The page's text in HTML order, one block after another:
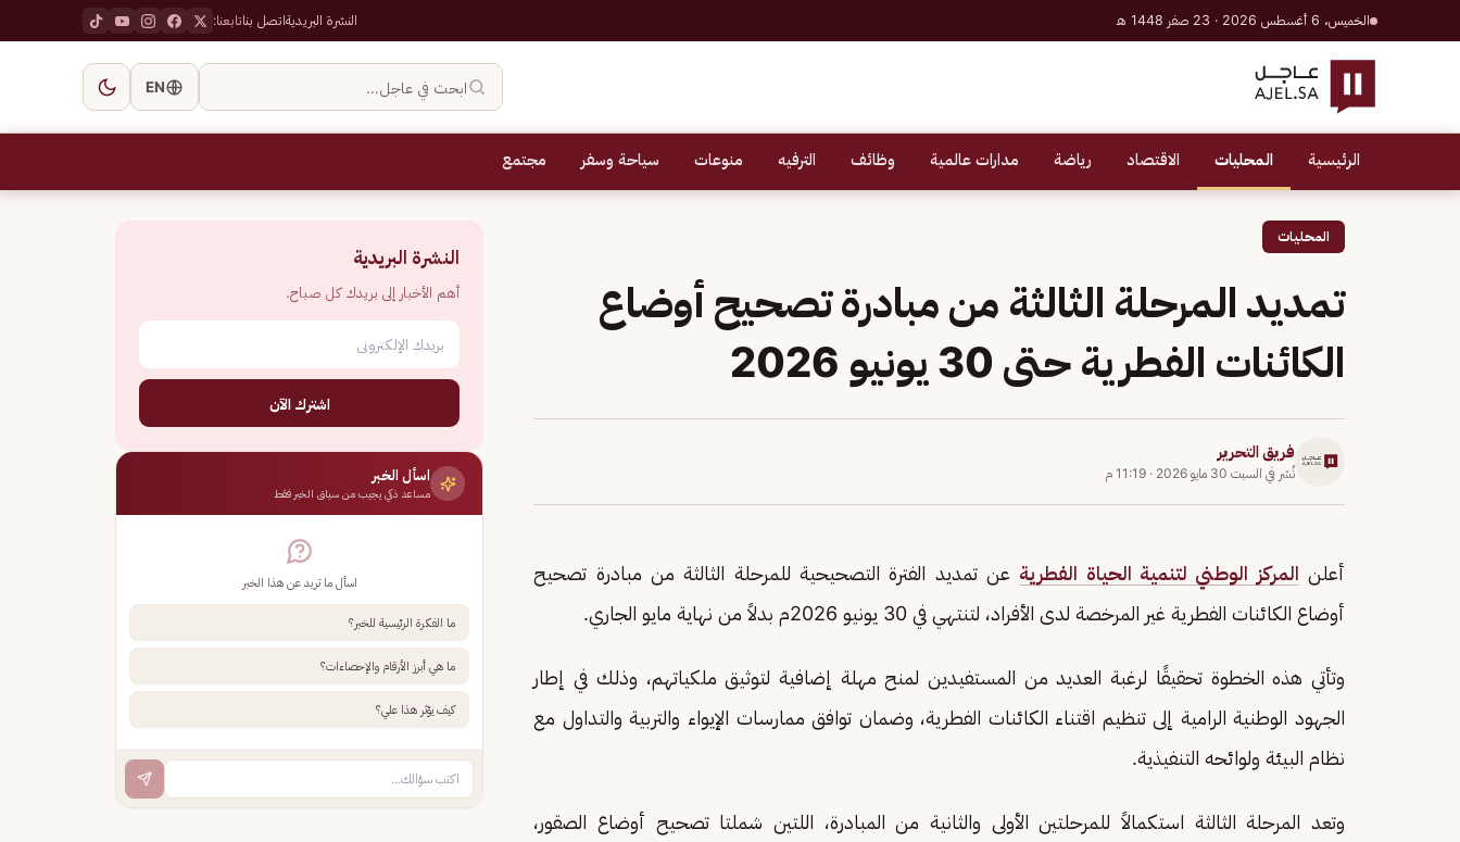
الخميس، 6 أغسطس 2026 · 23 صفر 1448 هـ النشرة البريديةاتصل بناتابعنا:
ابحث في عاجل… EN
الرئيسية المحليات الاقتصاد رياضة مدارات عالمية وظائف الترفيه منوعات سياحة وسفر مجتمع
المحليات
تمديد المرحلة الثالثة من مبادرة تصحيح أوضاع
الكائنات الفطرية حتى 30 يونيو 2026
فريق التحرير
نُشر في السبت 30 مايو 2026 · 11:19 م
أعلن المركز الوطني لتنمية الحياة الفطرية عن تمديد الفترة التصحيحية للمرحلة الثالثة من مبادرة تصحيح
أوضاع الكائنات الفطرية غير المرخصة لدى الأفراد، لتنتهي في 30 يونيو 2026م بدلاً من نهاية مايو الجاري.
وتأتي هذه الخطوة تحقيقًا لرغبة العديد من المستفيدين لمنح مهلة إضافية لتوثيق ملكياتهم، وذلك في إطار
الجهود الوطنية الرامية إلى تنظيم اقتناء الكائنات الفطرية، وضمان توافق ممارسات الإيواء والتربية والتداول مع
نظام البيئة ولوائحه التنفيذية.
وتعد المرحلة الثالثة استكمالاً للمرحلتين الأولى والثانية من المبادرة، اللتين شملتا تصحيح أوضاع الصقور،
النشرة البريدية
أهم الأخبار إلى بريدك كل صباح.
اشترك الآن
اسأل الخبر
مساعد ذكي يجيب من سياق الخبر فقط
اسأل ما تريد عن هذا الخبر
ما الفكرة الرئيسية للخبر؟
ما هي أبرز الأرقام والإحصاءات؟
كيف يؤثر هذا علي؟